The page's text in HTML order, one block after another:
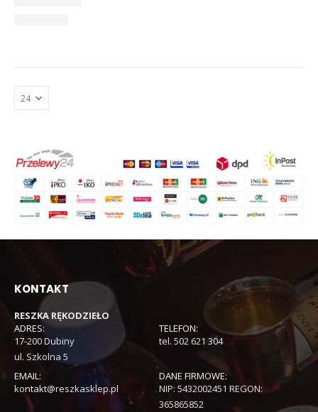
KONTAKT
RESZKA RĘKODZIEŁO
ADRES:
17-200 Dubiny
ul. Szkolna 5
TELEFON:
tel. 502 621 304
EMAIL:
kontakt@reszkasklep.pl
DANE FIRMOWE:
NIP: 5432002451 REGON:
365865852